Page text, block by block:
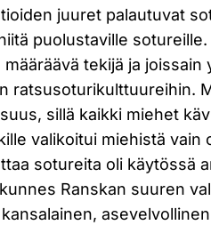
juuret palautuvat
puolustaville
tekijä ja
ratsusoturikulttuureihin.
sillä kaikki miehet
valikoitui miehistä vain
sotureita oli käytössä
Ranskan suuren